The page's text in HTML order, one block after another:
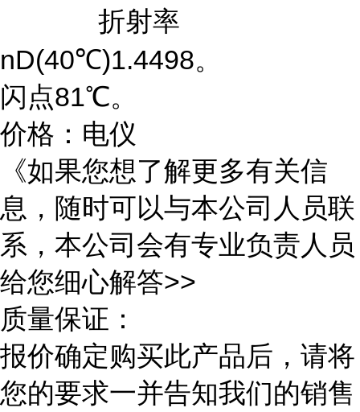
折射率
nD(40℃)1.4498。
闪点81℃。
价格：电仪
《如果您想了解更多有关信
息，随时可以与本公司人员联
系，本公司会有专业负责人员
给您细心解答>>
质量保证：
报价确定购买此产品后，请将
您的要求一并告知我们的销售